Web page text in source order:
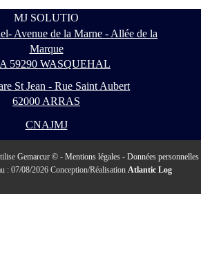
MJ SOLUTIO
Avenue de la Marne - Allée de la
Marque
59290 WASQUEHAL
St Jean - Rue Saint Aubert
62000 ARRAS
CNAJMJ
Gemarcur ©- Mentions légales- Données personnelles
: 07/08/2026 Conception/Réalisation Atlantic Log